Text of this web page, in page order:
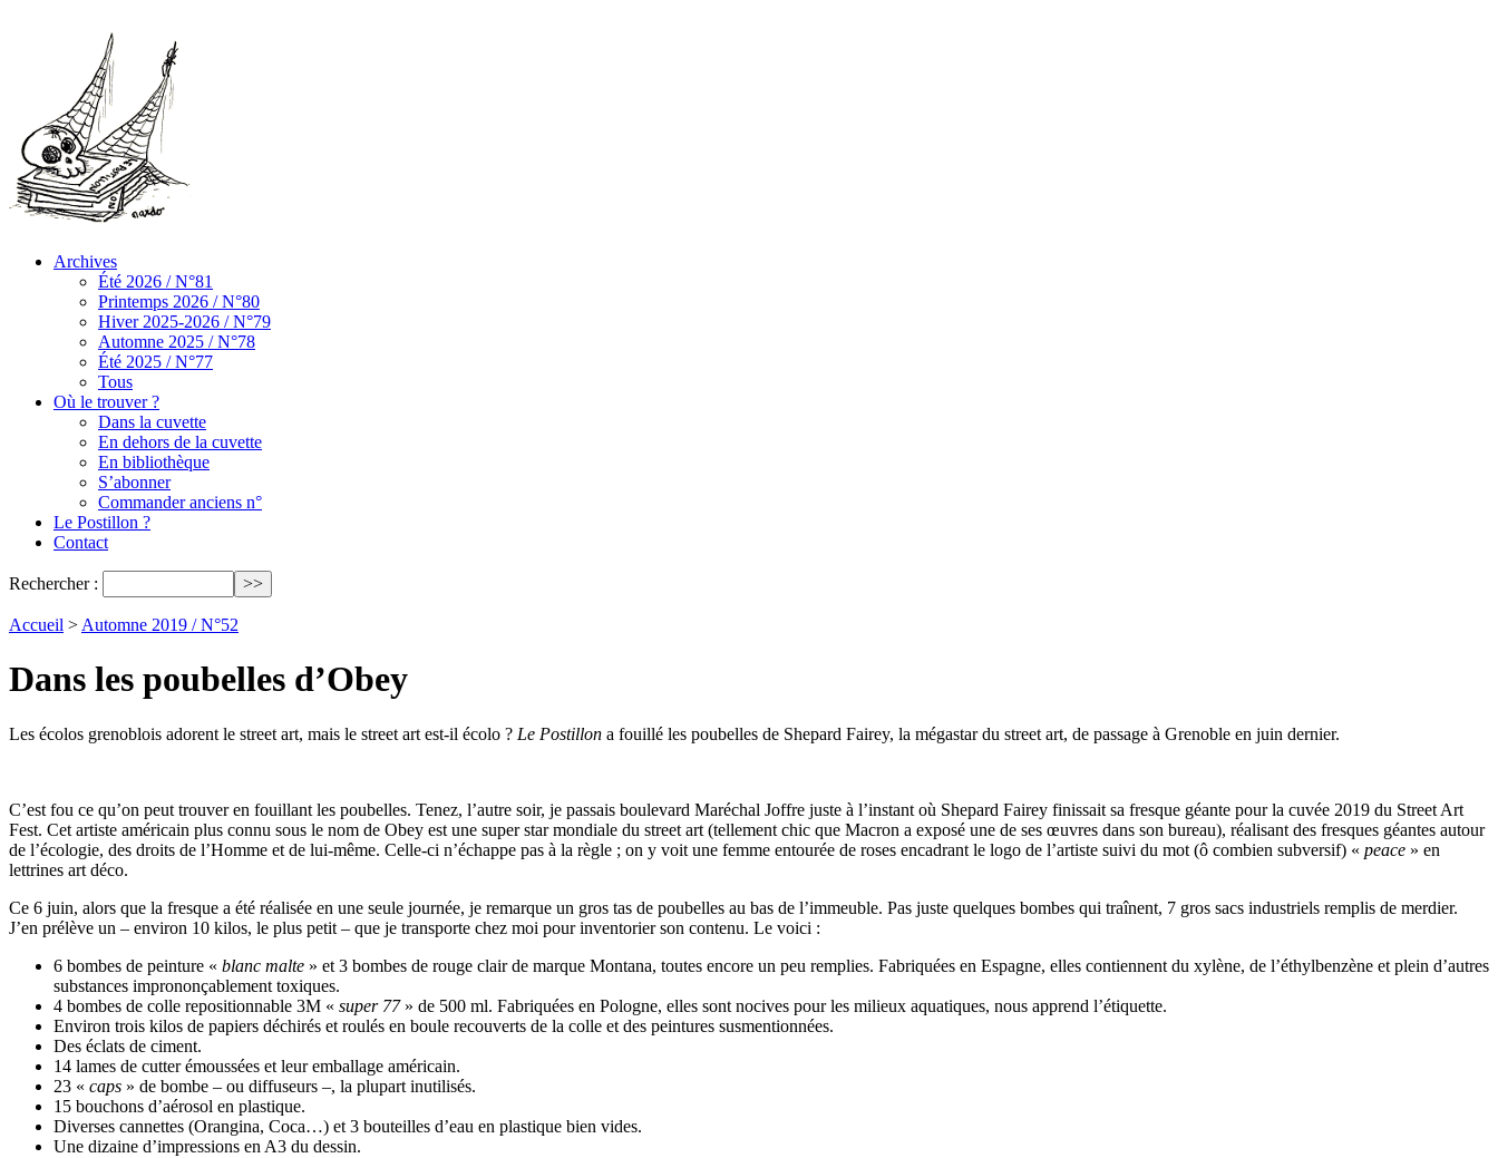
Archives
Été 2026 / N°81
Printemps 2026 / N°80
Hiver 2025-2026 / N°79
Automne 2025 / N°78
Été 2025 / N°77
Tous
Où le trouver ?
Dans la cuvette
En dehors de la cuvette
En bibliothèque
S’abonner
Commander anciens n°
Le Postillon ?
Contact
Rechercher :
Accueil > Automne 2019 / N°52
Dans les poubelles d’Obey
Les écolos grenoblois adorent le street art, mais le street art est-il écolo ? Le Postillon a fouillé les poubelles de Shepard Fairey, la mégastar du street art, de passage à Grenoble en juin dernier.
C’est fou ce qu’on peut trouver en fouillant les poubelles. Tenez, l’autre soir, je passais boulevard Maréchal Joffre juste à l’instant où Shepard Fairey finissait sa fresque géante pour la cuvée 2019 du Street Art
Fest. Cet artiste américain plus connu sous le nom de Obey est une super star mondiale du street art (tellement chic que Macron a exposé une de ses œuvres dans son bureau), réalisant des fresques géantes autour
de l’écologie, des droits de l’Homme et de lui-même. Celle-ci n’échappe pas à la règle ; on y voit une femme entourée de roses encadrant le logo de l’artiste suivi du mot (ô combien subversif) « peace » en
lettrines art déco.
Ce 6 juin, alors que la fresque a été réalisée en une seule journée, je remarque un gros tas de poubelles au bas de l’immeuble. Pas juste quelques bombes qui traînent, 7 gros sacs industriels remplis de merdier.
J’en prélève un – environ 10 kilos, le plus petit – que je transporte chez moi pour inventorier son contenu. Le voici :
6 bombes de peinture « blanc malte » et 3 bombes de rouge clair de marque Montana, toutes encore un peu remplies. Fabriquées en Espagne, elles contiennent du xylène, de l’éthylbenzène et plein d’autres
substances imprononçablement toxiques.
4 bombes de colle repositionnable 3M « super 77» de 500 ml. Fabriquées en Pologne, elles sont nocives pour les milieux aquatiques, nous apprend l’étiquette.
Environ trois kilos de papiers déchirés et roulés en boule recouverts de la colle et des peintures susmentionnées.
Des éclats de ciment.
14 lames de cutter émoussées et leur emballage américain.
23 « caps » de bombe – ou diffuseurs –, la plupart inutilisés.
15 bouchons d’aérosol en plastique.
Diverses cannettes (Orangina, Coca…) et 3 bouteilles d’eau en plastique bien vides.
Une dizaine d’impressions en A3 du dessin.